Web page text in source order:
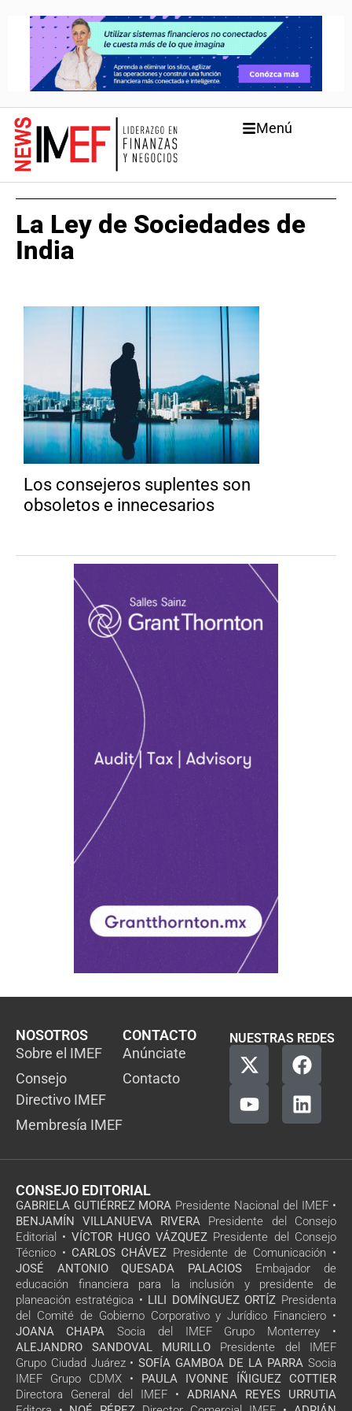
Menú
La Ley de Sociedades de
India
Los consejeros suplentes son
obsoletos e innecesarios
NOSOTROS
Sobre el IMEF
Consejo
Directivo IMEF
Membresía IMEF
CONTACTO
Anúnciate
Contacto
NUESTRAS REDES
CONSEJO EDITORIAL
GABRIELA GUTIÉRREZ MORA Presidente Nacional del IMEF •
BENJAMÍN VILLANUEVA RIVERA Presidente del Consejo
Editorial • VÍCTOR HUGO VÁZQUEZ Presidente del Consejo
Técnico • CARLOS CHÁVEZ Presidente de Comunicación •
JOSÉ ANTONIO QUESADA PALACIOS Embajador de
educación financiera para la inclusión y presidente de
planeación estratégica • LILI DOMÍNGUEZ ORTÍZ Presidenta
del Comité de Gobierno Corporativo y Jurídico Financiero •
JOANA CHAPA Socia del IMEF Grupo Monterrey •
ALEJANDRO SANDOVAL MURILLO Presidente del IMEF
Grupo Ciudad Juárez • SOFÍA GAMBOA DE LA PARRA Socia
IMEF Grupo CDMX • PAULA IVONNE ÍÑIGUEZ COTTIER
Directora General del IMEF • ADRIANA REYES URRUTIA